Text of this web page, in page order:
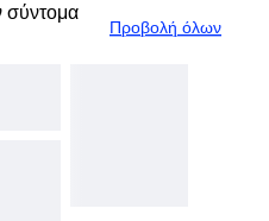
σύντομα
Προβολή όλων